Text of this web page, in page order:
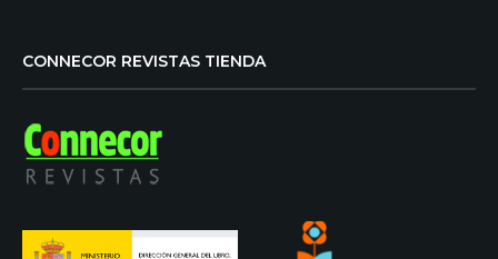
CONNECOR REVISTAS TIENDA